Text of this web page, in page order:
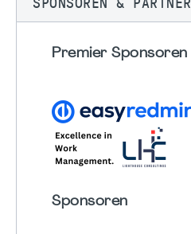
SPONSOREN & PARTNER
Premier Sponsoren
Sponsoren